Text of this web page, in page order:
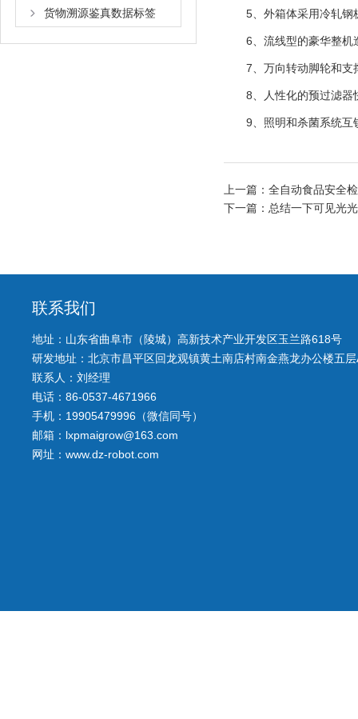
货物溯源鉴真数据标签 5、外箱体采用冷轧钢板
6、流线型的豪华整机
7、万向转动脚轮和支
8、人性化的预过滤器
9、照明和杀菌系统互锁
上一篇： 全自动食品安全
下一篇： 总结一下可见光
联系我们
地址：山东省曲阜市（陵城）高新技术产业开发区玉兰路618号
研发地址：北京市昌平区回龙观镇黄土南店村南金燕龙办公楼五
联系人：刘经理
电话：86-0537-4671966
手机：19905479996（微信同号）
邮箱：lxpmaigrow@163.com
网址：www.dz-robot.com